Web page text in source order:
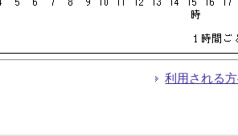
利用される